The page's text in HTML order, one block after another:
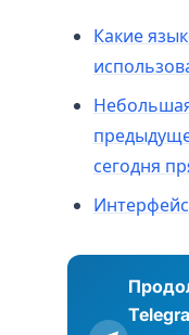
Какие
сегодня